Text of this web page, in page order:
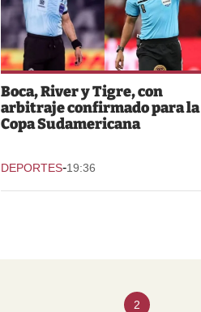
Boca, River y Tigre, con
arbitraje confirmado para la
Copa Sudamericana
DEPORTES-19:36
2